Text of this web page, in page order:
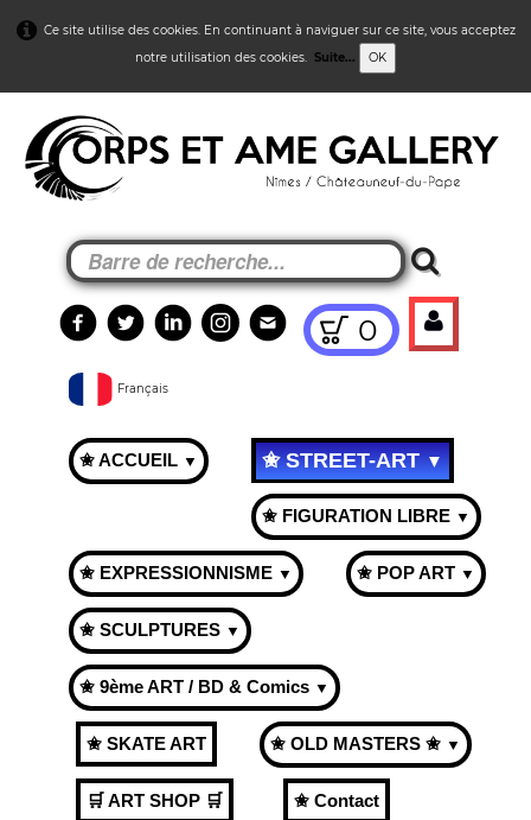
Ce site utilise des cookies. En continuant à naviguer sur ce site, vous acceptez
notre utilisation des cookies. Suite... OK
0
Français
✬ ACCUEIL ▼ ✬ STREET-ART▼
✬ FIGURATION LIBRE ▼
✬ EXPRESSIONNISME ▼ ✬ POP ART ▼
✬ SCULPTURES ▼
✬ 9ème ART / BD & Comics ▼
✬ SKATE ART ✬ OLD MASTERS ✬ ▼
🛒 ART SHOP 🛒 ✬ Contact